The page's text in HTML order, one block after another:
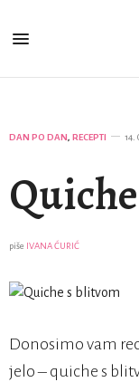
DAN PO DAN, RECEPTI 14.
piše IVANA ĆURIĆ
Donosimo vam
jelo – quiche s